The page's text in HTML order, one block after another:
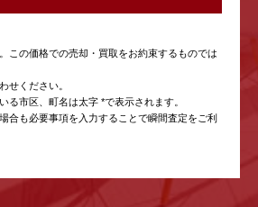
この価格での売却・買取をお約束するものでは
せください。
る市区、町名は太字 *で表示されます。
合も必要事項を入力することで瞬間査定をご利